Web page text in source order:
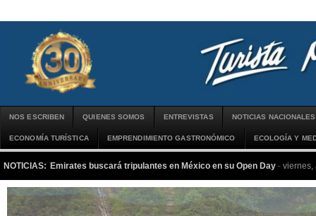
NOS ESCRIBEN QUIENES SOMOS ENTREVISTAS NOTICIAS NACIONALES
ECONOMÍA TURÍSTICA EMPRENDIMIENTO GASTRONÓMICO ECOLOGÍA Y
NOTICIAS: Emirates buscará tripulantes en México en su Open Day - viernes,